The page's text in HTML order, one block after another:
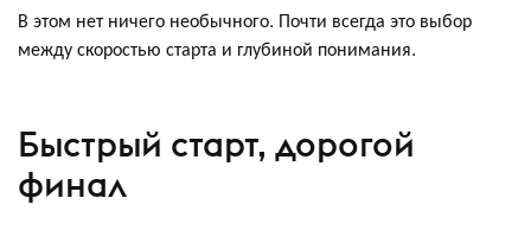
В этом нет ничего необычного. Почти всегда это выбор
между скоростью старта и глубиной понимания.
Быстрый старт, дорогой
финал